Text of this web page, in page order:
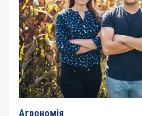
Агрономія